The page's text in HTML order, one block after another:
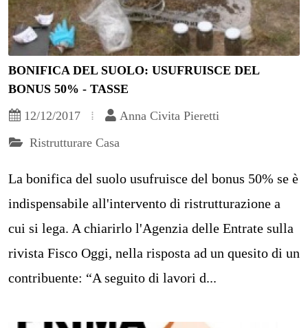
BONIFICA DEL SUOLO: USUFRUISCE DEL
BONUS 50% - TASSE
12/12/2017
Anna Civita Pieretti
Ristrutturare Casa
La bonifica del suolo usufruisce del bonus 50% se è
indispensabile all'intervento di ristrutturazione a
cui si lega. A chiarirlo l'Agenzia delle Entrate sulla
rivista Fisco Oggi, nella risposta ad un quesito di un
contribuente: “A seguito di lavori d...